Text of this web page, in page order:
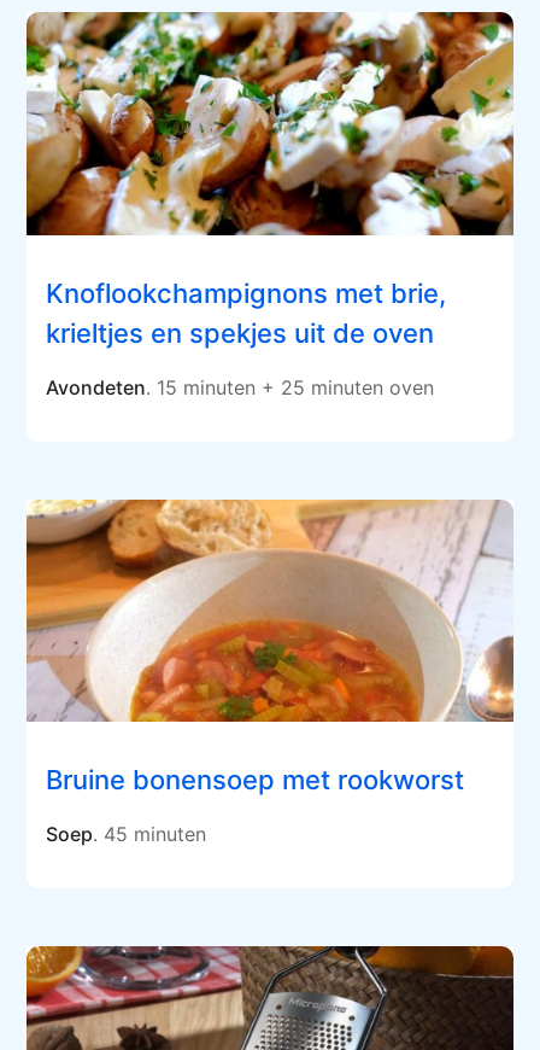
Knoflookchampignons met brie,
krieltjes en spekjes uit de oven
Avondeten. 15 minuten + 25 minuten oven
Bruine bonensoep met rookworst
Soep. 45 minuten